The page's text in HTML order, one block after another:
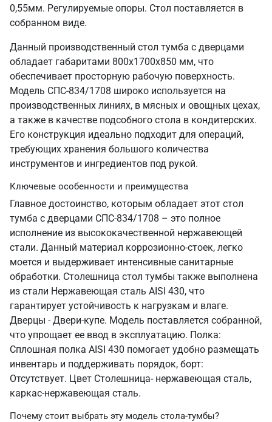
0,55мм. Регулируемые опоры. Стол поставляется в
собранном виде.
Данный производственный стол тумба с дверцами
обладает габаритами 800х1700х850 мм, что
обеспечивает просторную рабочую поверхность.
Модель СПС-834/1708 широко используется на
производственных линиях, в мясных и овощных цехах,
а также в качестве подсобного стола в кондитерских.
Его конструкция идеально подходит для операций,
требующих хранения большого количества
инструментов и ингредиентов под рукой.
Ключевые особенности и преимущества
Главное достоинство, которым обладает этот стол
тумба с дверцами СПС-834/1708 – это полное
исполнение из высококачественной нержавеющей
стали. Данный материал коррозионно-стоек, легко
моется и выдерживает интенсивные санитарные
обработки. Столешница стол тумбы также выполнена
из стали Нержавеющая сталь AISI 430, что
гарантирует устойчивость к нагрузкам и влаге.
Дверцы - Двери-купе. Модель поставляется собранной,
что упрощает ее ввод в эксплуатацию. Полка:
Сплошная полка AISI 430 помогает удобно размещать
инвентарь и поддерживать порядок, борт:
Отсутствует. Цвет Столешница- нержавеющая сталь,
каркас-нержавеющая сталь.
Почему стоит выбрать эту модель стола-тумбы?